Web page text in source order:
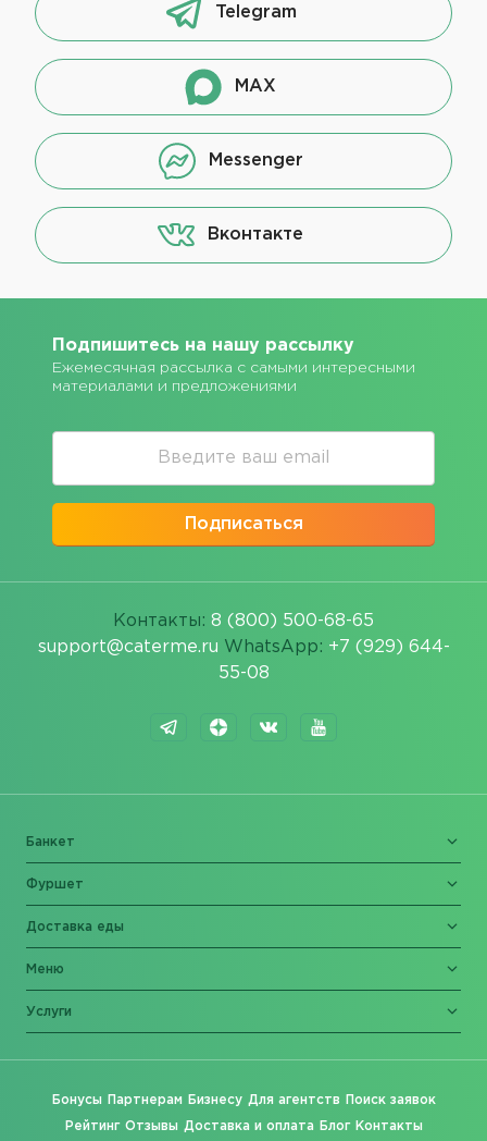
Telegram
MAX
Messenger
Вконтакте
Подпишитесь на нашу рассылку
Ежемесячная рассылка с самыми интересными
материалами и предложениями
Подписаться
Контакты: 8 (800) 500-68-65
support@caterme.ru WhatsApp: +7 (929) 644-
55-08
Банкет
Фуршет
Доставка еды
Меню
Услуги
Бонусы Партнерам Бизнесу Для агентств Поиск заявок
Рейтинг Отзывы Доставка и оплата Блог Контакты